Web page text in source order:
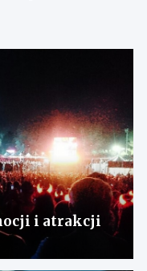
i atrakcji